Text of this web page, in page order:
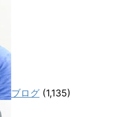
ブログ (1,135)